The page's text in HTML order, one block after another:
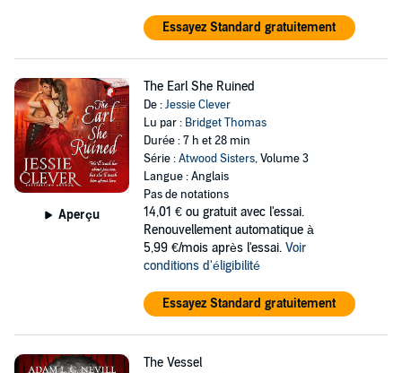
Essayez Standard gratuitement
Aperçu
The Earl She Ruined
De :Jessie Clever
Lu par : Bridget Thomas
Durée : 7 h et 28 min
Série :Atwood Sisters, Volume 3
Langue : Anglais
Pas de notations
14,01 € ou gratuit avec l'essai.
Renouvellement automatique à
5,99 €/mois après l'essai. Voir
conditions d'éligibilité
Essayez Standard gratuitement
The Vessel